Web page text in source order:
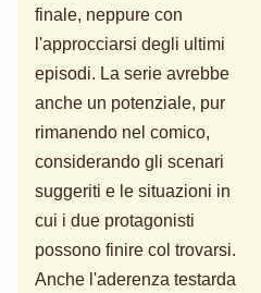
finale, neppure con
l'approcciarsi degli ultimi
episodi. La serie avrebbe
anche un potenziale, pur
rimanendo nel comico,
considerando gli scenari
suggeriti e le situazioni in
cui i due protagonisti
possono finire col trovarsi.
Anche l'aderenza testarda